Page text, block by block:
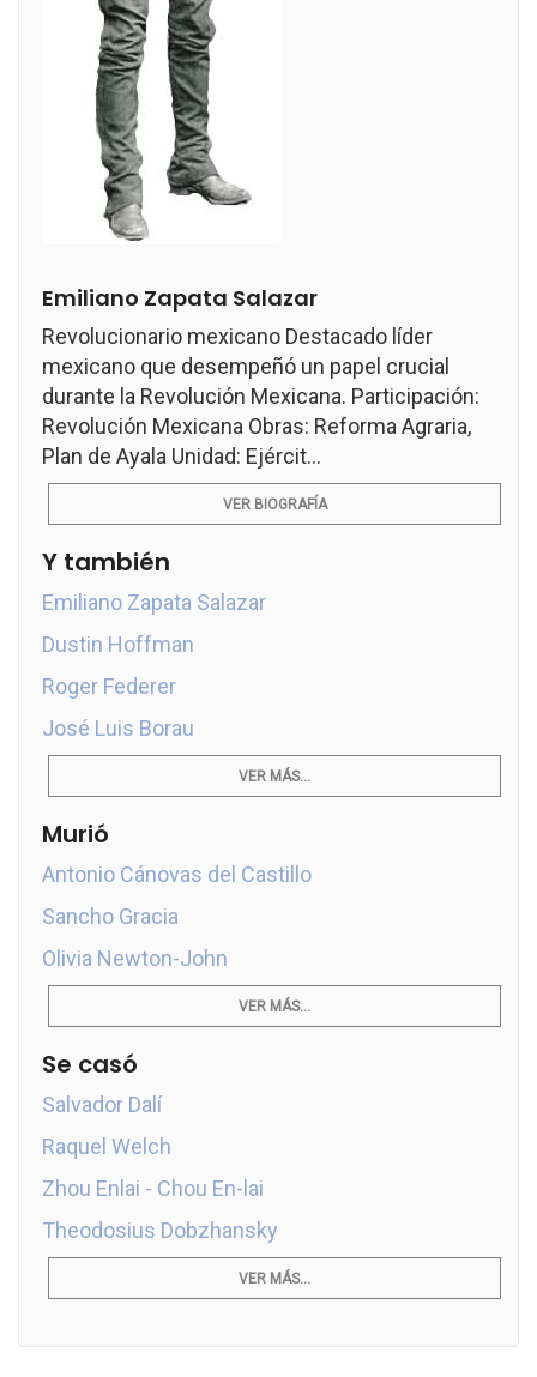
Emiliano Zapata Salazar
Revolucionario mexicano Destacado líder
mexicano que desempeñó un papel crucial
durante la Revolución Mexicana. Participación:
Revolución Mexicana Obras: Reforma Agraria,
Plan de Ayala Unidad: Ejércit...
VER BIOGRAFÍA
Y también
Emiliano Zapata Salazar
Dustin Hoffman
Roger Federer
José Luis Borau
VER MÁS...
Murió
Antonio Cánovas del Castillo
Sancho Gracia
Olivia Newton-John
VER MÁS...
Se casó
Salvador Dalí
Raquel Welch
Zhou Enlai - Chou En-lai
Theodosius Dobzhansky
VER MÁS...